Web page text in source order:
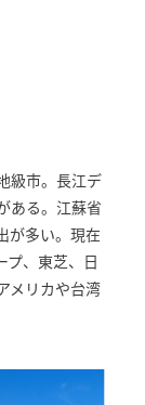
級市。長江デ
ある。江蘇省
が多い。現在
プ、東芝、日
メリカや台湾